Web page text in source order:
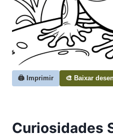
🖨️ Imprimir 🎨 Baixar
Curiosidades